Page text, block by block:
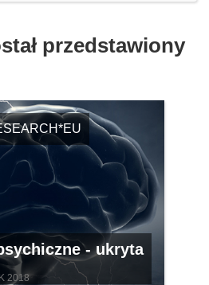
przedstawiony
- ukryta
2018